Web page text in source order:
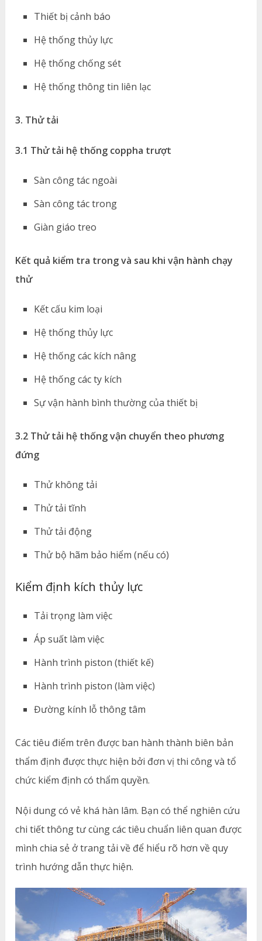
Thiết bị cảnh báo
Hệ thống thủy lực
Hệ thống chống sét
Hệ thống thông tin liên lạc
3. Thử tải
3.1 Thử tải hệ thống coppha trượt
Sàn công tác ngoài
Sàn công tác trong
Giàn giáo treo
Kết quả kiểm tra trong và sau khi vận hành chạy
thử
Kết cấu kim loại
Hệ thống thủy lực
Hệ thống các kích nâng
Hệ thống các ty kích
Sự vận hành bình thường của thiết bị
3.2 Thử tải hệ thống vận chuyển theo phương
đứng
Thử không tải
Thử tải tĩnh
Thử tải động
Thử bộ hãm bảo hiểm (nếu có)
Kiểm định kích thủy lực
Tải trọng làm việc
Áp suất làm việc
Hành trình piston (thiết kế)
Hành trình piston (làm việc)
Đường kính lỗ thông tâm
Các tiêu điểm trên được ban hành thành biên bản
thẩm định được thực hiện bởi đơn vị thi công và tổ
chức kiểm định có thẩm quyền.
Nội dung có vẻ khá hàn lâm. Bạn có thể nghiên cứu
chi tiết thông tư cùng các tiêu chuẩn liên quan được
mình chia sẻ ở trang tải về để hiểu rõ hơn về quy
trình hướng dẫn thực hiện.